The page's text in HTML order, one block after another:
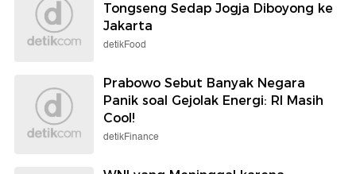
Tongseng Sedap Jogja Diboyong ke
Jakarta
detikFood
Prabowo Sebut Banyak Negara
Panik soal Gejolak Energi: RI Masih
Cool!
detikFinance